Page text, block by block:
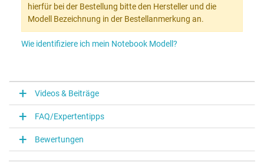
hierfür bei der Bestellung bitte den Hersteller und die
Modell Bezeichnung in der Bestellanmerkung an.
Wie identifiziere ich mein Notebook Modell?
Videos & Beiträge
FAQ/Expertentipps
Bewertungen